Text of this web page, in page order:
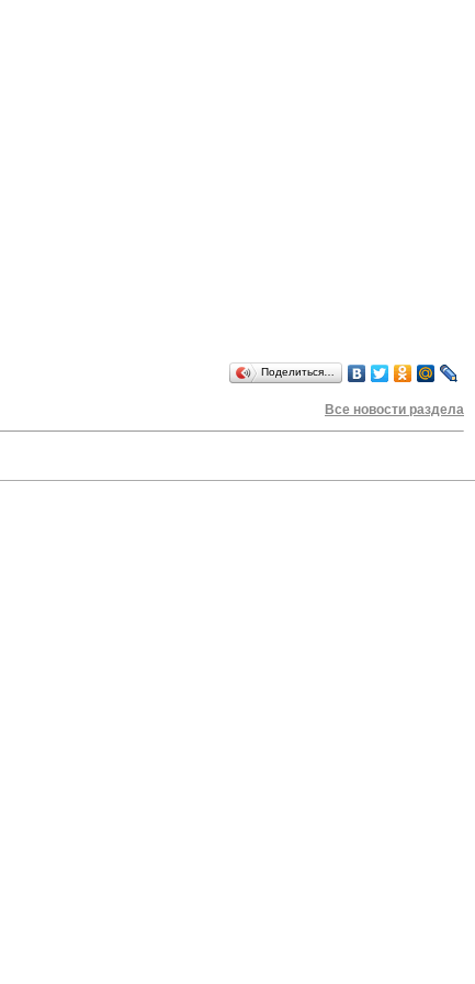
Поделиться…
Все новости раздела